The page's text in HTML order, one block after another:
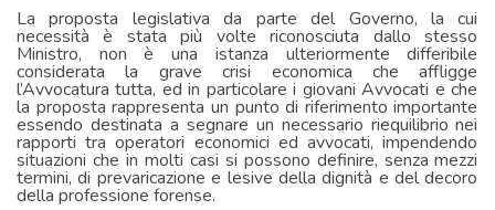
La proposta legislativa da parte del Governo, la cui
necessità è stata più volte riconosciuta dallo stesso
Ministro, non è una istanza ulteriormente differibile
considerata la grave crisi economica che affligge
l’Avvocatura tutta, ed in particolare i giovani Avvocati e che
la proposta rappresenta un punto di riferimento importante
essendo destinata a segnare un necessario riequilibrio nei
rapporti tra operatori economici ed avvocati, impendendo
situazioni che in molti casi si possono definire, senza mezzi
termini, di prevaricazione e lesive della dignità e del decoro
della professione forense.